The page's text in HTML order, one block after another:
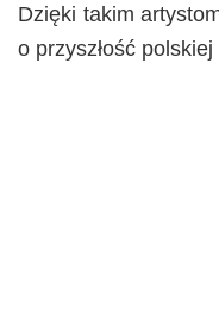
Dzięki takim
o przyszłość